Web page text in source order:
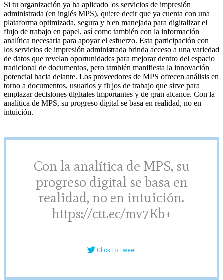
Si tu organización ya ha aplicado los servicios de impresión
administrada (en inglés MPS), quiere decir que ya cuenta con una
plataforma optimizada, segura y bien manejada para digitalizar el
flujo de trabajo en papel, así como también con la información
analítica necesaria para apoyar el esfuerzo. Esta participación con
los servicios de impresión administrada brinda acceso a una variedad
de datos que revelan oportunidades para mejorar dentro del espacio
tradicional de documentos, pero también manifiesta la innovación
potencial hacia delante. Los proveedores de MPS ofrecen análisis en
torno a documentos, usuarios y flujos de trabajo que sirve para
emplazar decisiones digitales importantes y de gran alcance. Con la
analítica de MPS, su progreso digital se basa en realidad, no en
intuición.
Con la analítica de MPS, su
progreso digital se basa en
realidad, no en intuición.
https://ctt.ec/mv7Kb+
Click To Tweet